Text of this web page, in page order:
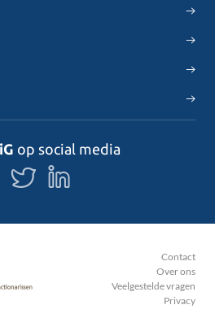
op social media
Volg
ons
Contact
Over ons
Veelgestelde vragen
Privacy